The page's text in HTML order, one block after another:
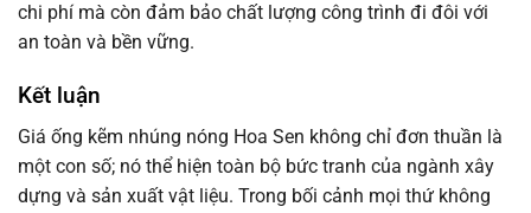
chi phí mà còn đảm bảo chất lượng công trình đi đôi với
an toàn và bền vững.
Kết luận
Giá ống kẽm nhúng nóng Hoa Sen không chỉ đơn thuần là
một con số; nó thể hiện toàn bộ bức tranh của ngành xây
dựng và sản xuất vật liệu. Trong bối cảnh mọi thứ không